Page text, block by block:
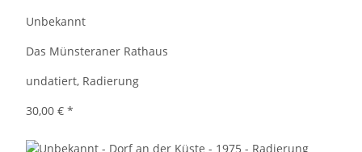
Unbekannt
Das Münsteraner Rathaus
undatiert, Radierung
30,00 € *